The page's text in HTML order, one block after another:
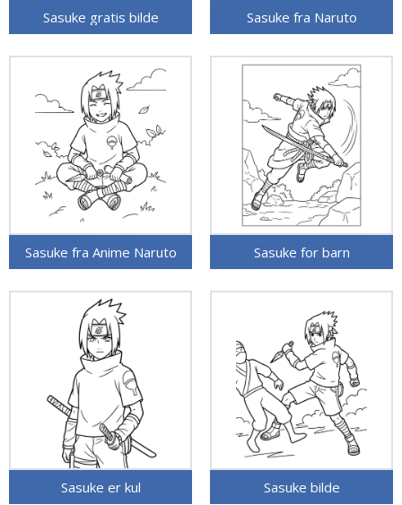
Sasuke gratis bilde Sasuke fra Naruto
Sasuke fra Anime Naruto Sasuke for barn
Sasuke er kul Sasuke bilde